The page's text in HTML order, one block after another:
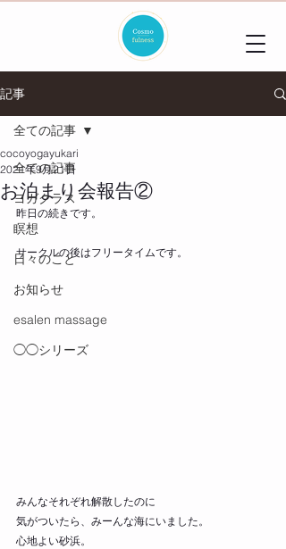
記事
全ての記事
ヨガクラス
瞑想
日々のこと
お知らせ
esalen massage
◯◯シリーズ
全ての記事
お泊まり会報告②
cocoyogayukari
2021年9月21日
昨日の続きです。
サークルの後はフリータイムです。
みんなそれぞれ解散したのに
気がついたら、みーんな海にいました。
心地よい砂浜。